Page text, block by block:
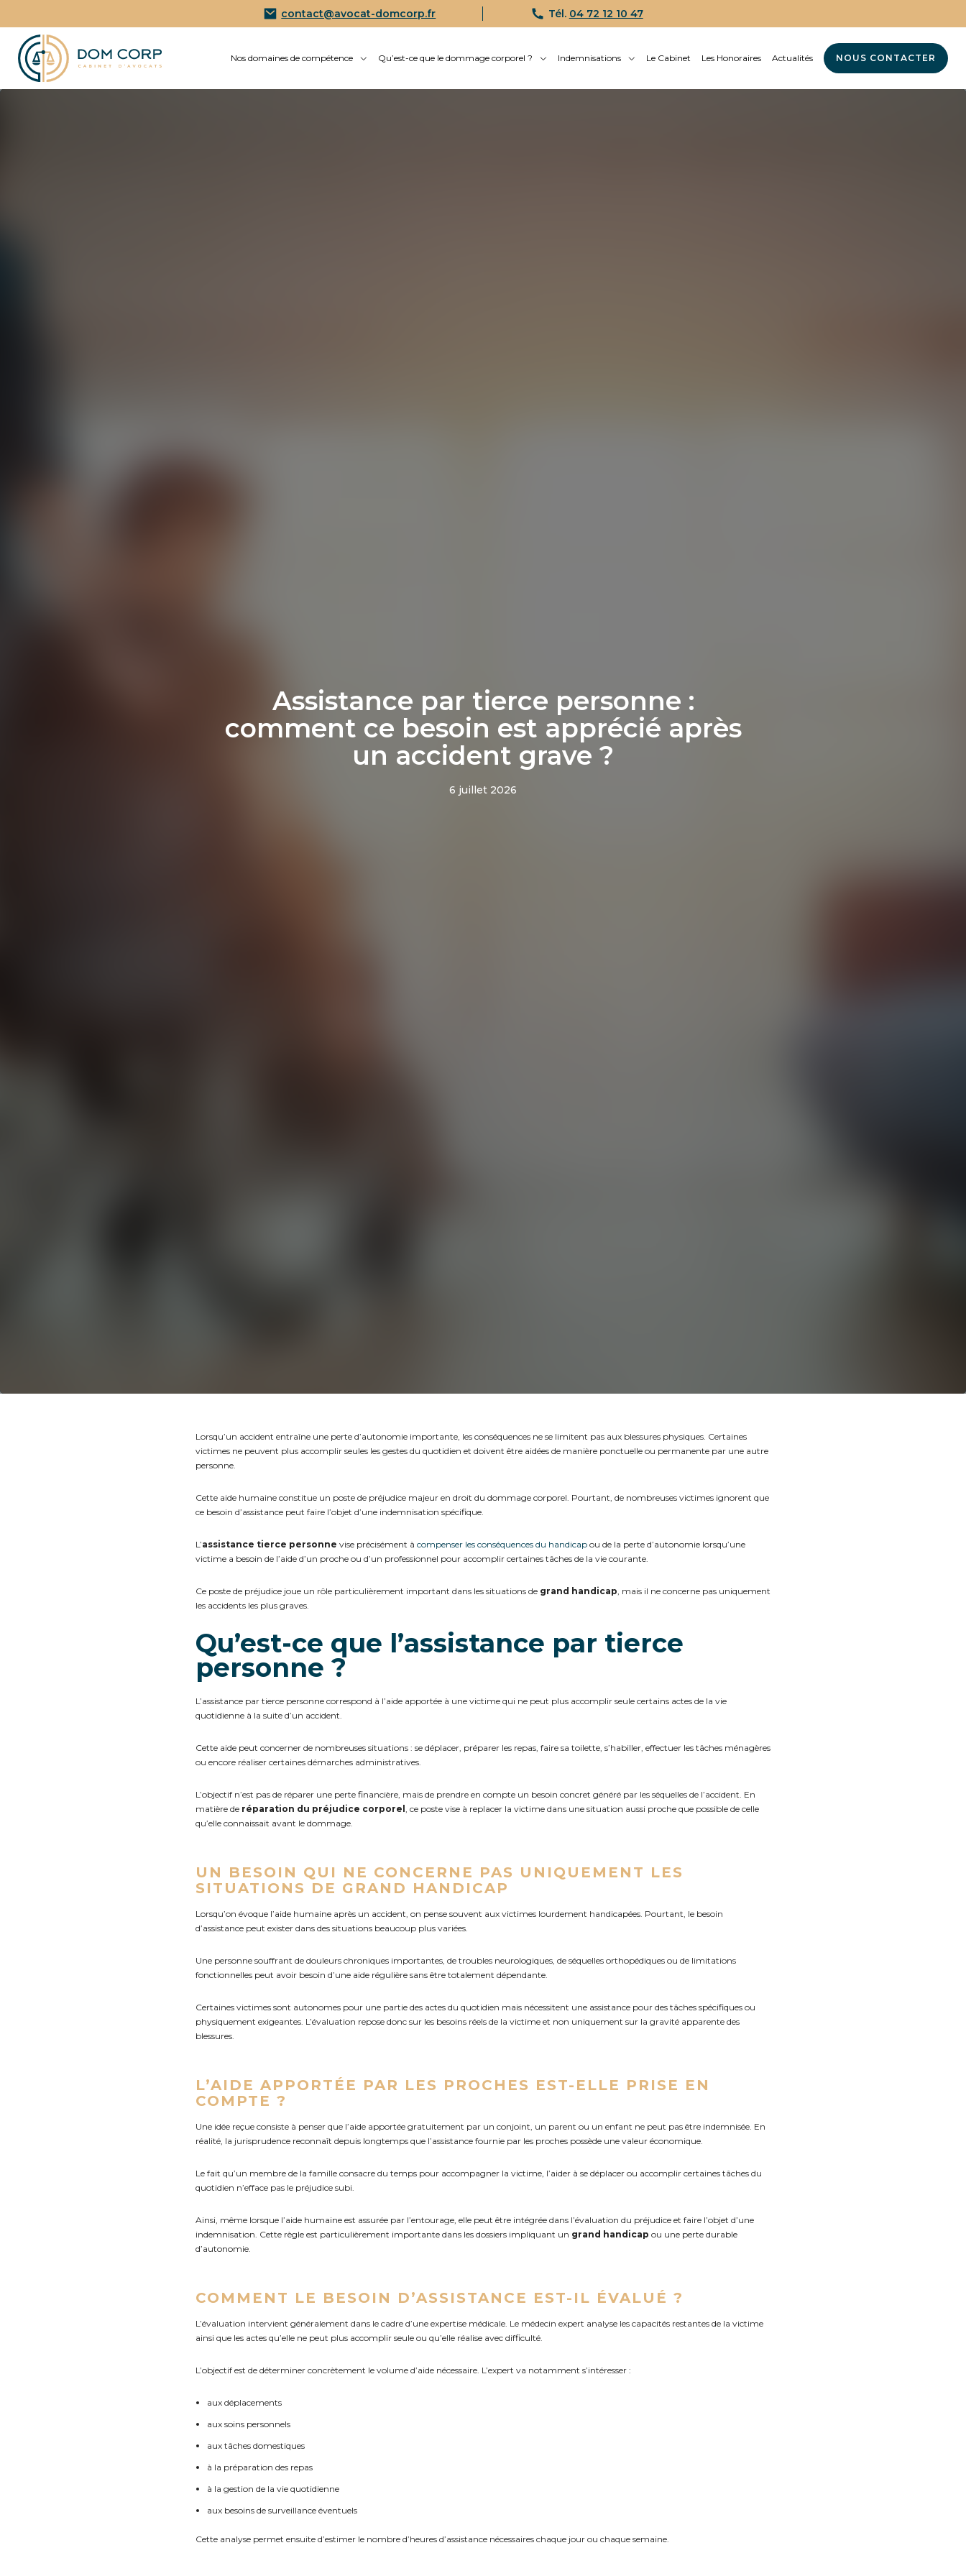
contact@avocat-domcorp.fr Tél. 04 72 12 10 47
Nos domaines de compétence Qu’est-ce que le dommage corporel ? Indemnisations Le Cabinet Les Honoraires Actualités NOUS CONTACTER
Assistance par tierce personne :
comment ce besoin est apprécié après
un accident grave ?
6 juillet 2026
Lorsqu’un accident entraîne une perte d’autonomie importante, les conséquences ne se limitent pas aux blessures physiques. Certaines
victimes ne peuvent plus accomplir seules les gestes du quotidien et doivent être aidées de manière ponctuelle ou permanente par une autre
personne.
Cette aide humaine constitue un poste de préjudice majeur en droit du dommage corporel. Pourtant, de nombreuses victimes ignorent que
ce besoin d’assistance peut faire l’objet d’une indemnisation spécifique.
L’assistance tierce personne vise précisément à compenser les conséquences du handicap ou de la perte d’autonomie lorsqu’une
victime a besoin de l’aide d’un proche ou d’un professionnel pour accomplir certaines tâches de la vie courante.
Ce poste de préjudice joue un rôle particulièrement important dans les situations de grand handicap , mais il ne concerne pas uniquement
les accidents les plus graves.
Qu’est-ce que l’assistance par tierce
personne ?
L’assistance par tierce personne correspond à l’aide apportée à une victime qui ne peut plus accomplir seule certains actes de la vie
quotidienne à la suite d’un accident.
Cette aide peut concerner de nombreuses situations : se déplacer, préparer les repas, faire sa toilette, s’habiller, effectuer les tâches ménagères
ou encore réaliser certaines démarches administratives.
L’objectif n’est pas de réparer une perte financière, mais de prendre en compte un besoin concret généré par les séquelles de l’accident. En
matière de réparation du préjudice corporel , ce poste vise à replacer la victime dans une situation aussi proche que possible de celle
qu’elle connaissait avant le dommage.
UN BESOIN QUI NE CONCERNE PAS UNIQUEMENT LES
SITUATIONS DE GRAND HANDICAP
Lorsqu’on évoque l’aide humaine après un accident, on pense souvent aux victimes lourdement handicapées. Pourtant, le besoin
d’assistance peut exister dans des situations beaucoup plus variées.
Une personne souffrant de douleurs chroniques importantes, de troubles neurologiques, de séquelles orthopédiques ou de limitations
fonctionnelles peut avoir besoin d’une aide régulière sans être totalement dépendante.
Certaines victimes sont autonomes pour une partie des actes du quotidien mais nécessitent une assistance pour des tâches spécifiques ou
physiquement exigeantes. L’évaluation repose donc sur les besoins réels de la victime et non uniquement sur la gravité apparente des
blessures.
L’AIDE APPORTÉE PAR LES PROCHES EST-ELLE PRISE EN
COMPTE ?
Une idée reçue consiste à penser que l’aide apportée gratuitement par un conjoint, un parent ou un enfant ne peut pas être indemnisée. En
réalité, la jurisprudence reconnaît depuis longtemps que l’assistance fournie par les proches possède une valeur économique.
Le fait qu’un membre de la famille consacre du temps pour accompagner la victime, l’aider à se déplacer ou accomplir certaines tâches du
quotidien n’efface pas le préjudice subi.
Ainsi, même lorsque l’aide humaine est assurée par l’entourage, elle peut être intégrée dans l’évaluation du préjudice et faire l’objet d’une
indemnisation. Cette règle est particulièrement importante dans les dossiers impliquant un grand handicap ou une perte durable
d’autonomie.
COMMENT LE BESOIN D’ASSISTANCE EST-IL ÉVALUÉ ?
L’évaluation intervient généralement dans le cadre d’une expertise médicale. Le médecin expert analyse les capacités restantes de la victime
ainsi que les actes qu’elle ne peut plus accomplir seule ou qu’elle réalise avec difficulté.
L’objectif est de déterminer concrètement le volume d’aide nécessaire. L’expert va notamment s’intéresser :
aux déplacements
aux soins personnels
aux tâches domestiques
à la préparation des repas
à la gestion de la vie quotidienne
aux besoins de surveillance éventuels
Cette analyse permet ensuite d’estimer le nombre d’heures d’assistance nécessaires chaque jour ou chaque semaine.